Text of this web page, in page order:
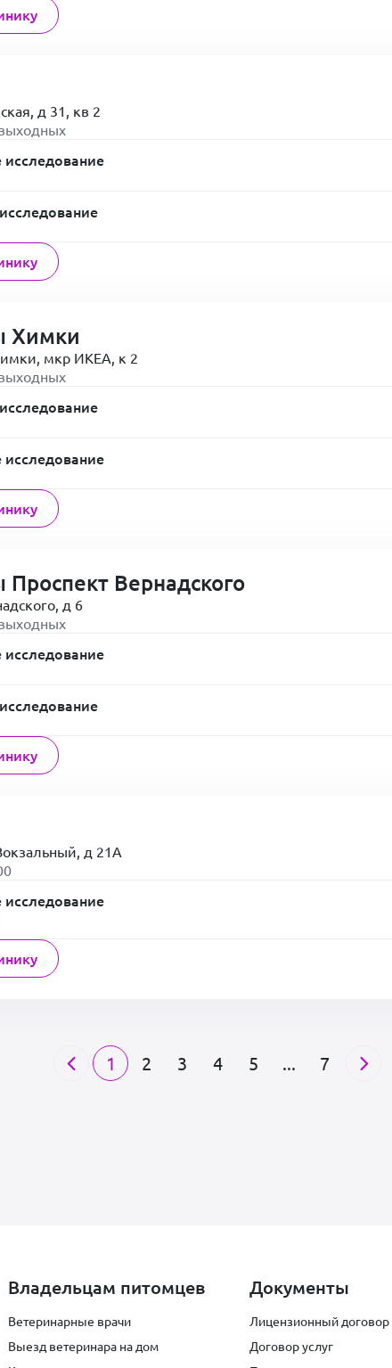
д 31, кв 2
Химки
мкр ИКЕА, к 2
Вернадского
д 6
д 21А
1 2 3 4 5 ... 7
Владельцам питомцев
Ветеринарные врачи
Выезд ветеринара на дом
Документы
Лицензионный договор
Договор услуг